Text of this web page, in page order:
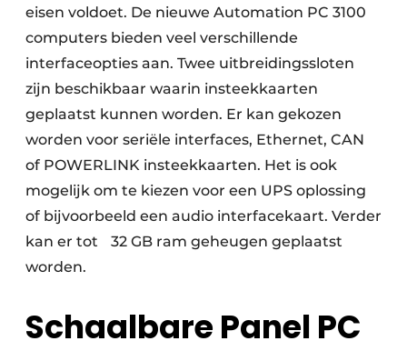
eisen voldoet. De nieuwe Automation PC 3100
computers bieden veel verschillende
interfaceopties aan. Twee uitbreidingssloten
zijn beschikbaar waarin insteekkaarten
geplaatst kunnen worden. Er kan gekozen
worden voor seriële interfaces, Ethernet, CAN
of POWERLINK insteekkaarten. Het is ook
mogelijk om te kiezen voor een UPS oplossing
of bijvoorbeeld een audio interfacekaart. Verder
kan er tot 32 GB ram geheugen geplaatst
worden.
Schaalbare Panel PC